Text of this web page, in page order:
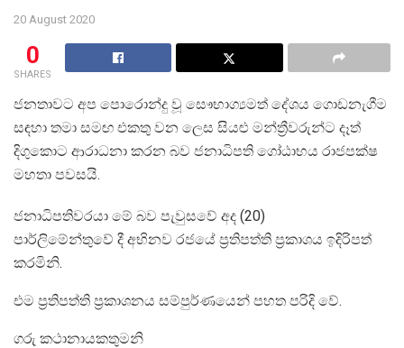
20 August 2020
0
SHARES
ජනතාවට අප පොරොන්දු වූ සෞභාග්‍යමත් දේශය ගොඩනැගීම
සඳහා තමා සමඟ එකතු වන ලෙස සියළු මන්ත්‍රීවරුන්ට දෑත්
දිගුකොට ආරාධනා කරන බව ජනාධිපති ගෝඨාභය රාජපක්ෂ
මහතා පවසයි.
ජනාධිපතිවරයා මේ බව පැවුසවේ අද (20)
පාර්ලිමේන්තුවේ දී අභිනව රජයේ ප්‍රතිපත්ති ප්‍රකාශය ඉදිරිපත්
කරමිනි.
එම ප්‍රතිපත්ති ප්‍රකාශනය සම්පුර්ණයෙන් පහත පරිදි වේ.
ගරු කථානායකතුමනි